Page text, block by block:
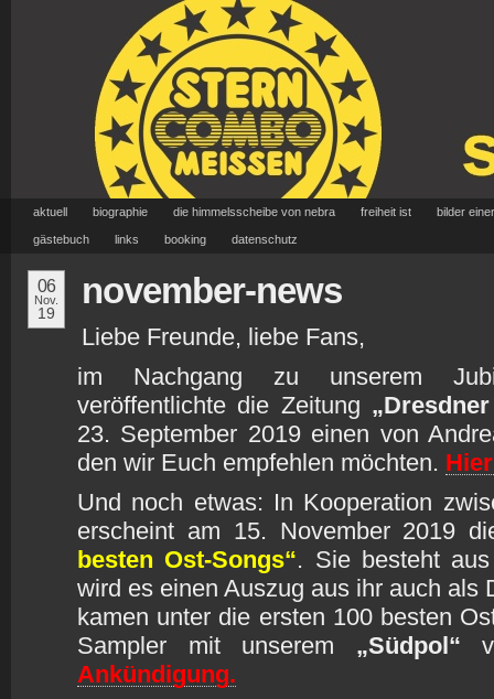
aktuell biographie die himmelsscheibe von nebra freiheit ist bilder
gästebuch links booking datenschutz
06
Nov.
19
november-news
Liebe Freunde, liebe Fans,
im Nachgang zu unserem
veröffentlichte die Zeitung
23. September 2019 einen von
den wir Euch empfehlen möchten.
Und noch etwas: In Kooperation
erscheint am 15. November 2019
besten Ost-Songs“. Sie besteht
wird es einen Auszug aus ihr auch als
kamen unter die ersten 100 besten
Sampler mit unserem „Südpol“
Ankündigung.